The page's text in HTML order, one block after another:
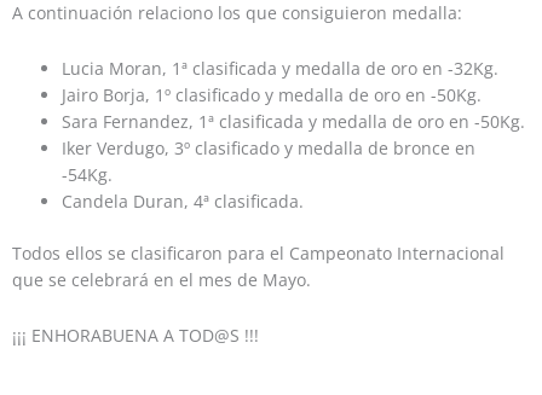
A continuación relaciono los que consiguieron medalla:
Lucia Moran, 1ª clasificada y medalla de oro en -32Kg.
Jairo Borja, 1º clasificado y medalla de oro en -50Kg.
Sara Fernandez, 1ª clasificada y medalla de oro en -50Kg.
Iker Verdugo, 3º clasificado y medalla de bronce en
-54Kg.
Candela Duran, 4ª clasificada.
Todos ellos se clasificaron para el Campeonato Internacional
que se celebrará en el mes de Mayo.
¡¡¡ ENHORABUENA A TOD@S !!!